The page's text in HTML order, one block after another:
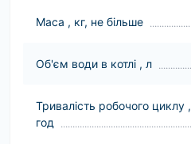
Маса , кг, не більше
Об'єм води в котлі , л
Тривалість робочого циклу ,
год